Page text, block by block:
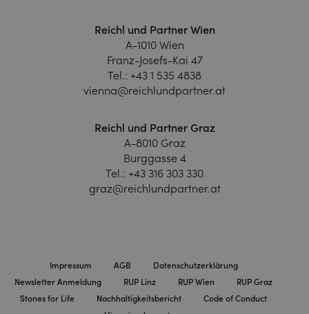
Reichl und Partner Wien
A-1010 Wien
Franz-Josefs-Kai 47
Tel.: +43 1 535 4838
vienna@reichlundpartner.at
Reichl und Partner Graz
A-8010 Graz
Burggasse 4
Tel.: +43 316 303 330
graz@reichlundpartner.at
Impressum AGB
Datenschutzerklärung
Newsletter Anmeldung
RUP Linz RUP Wien
RUP Graz
Stones for Life
Nachhaltigkeitsbericht
Code of Conduct